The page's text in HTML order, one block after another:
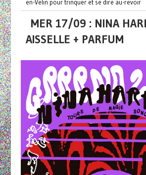
en-Velin pour trinquer et se dire au-revoir
MER 17/09 : NINA
AISSELLE + PARFUM